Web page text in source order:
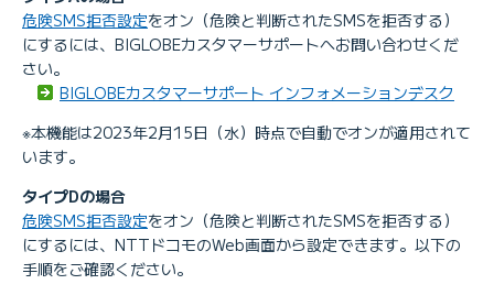
危険SMS拒否設定をオン（危険と判断されたSMSを拒否する）
にするには、BIGLOBEカスタマーサポートへお問い合わせくだ
さい。
BIGLOBEカスタマーサポート インフォメーションデスク
※本機能は2023年2月15日（水）時点で自動でオンが適用されて
います。
タイプDの場合
危険SMS拒否設定をオン（危険と判断されたSMSを拒否する）
にするには、NTTドコモのWeb画面から設定できます。以下の
手順をご確認ください。